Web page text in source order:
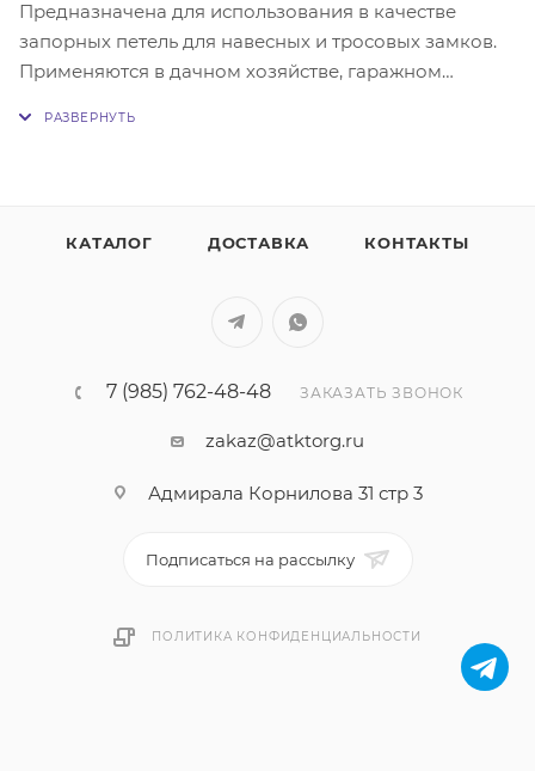
Предназначена для использования в качестве
запорных петель для навесных и тросовых замков.
Применяются в дачном хозяйстве, гаражном
КАТАЛОГ ДОСТАВКА КОНТАКТЫ
7 (985) 762-48-48 ЗАКАЗАТЬ ЗВОНОК
zakaz@atktorg.ru
Адмирала Корнилова 31 стр 3
Подписаться на рассылку
ПОЛИТИКА КОНФИДЕНЦИАЛЬНОСТИ